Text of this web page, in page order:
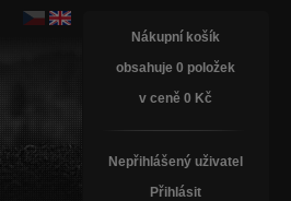
Nákupní košík
obsahuje 0 položek
v ceně 0 Kč
Nepřihlášený uživatel
Přihlásit